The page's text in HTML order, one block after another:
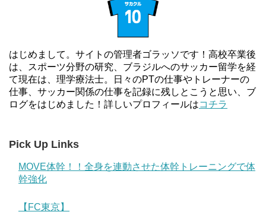
はじめまして。サイトの管理者ゴラッソです！高校卒業後
は、スポーツ分野の研究、ブラジルへのサッカー留学を経
て現在は、理学療法士。日々のPTの仕事やトレーナーの
仕事、サッカー関係の仕事を記録に残しとこうと思い、ブ
ログをはじめました！詳しいプロフィールはコチラ
Pick Up Links
MOVE体幹！！全身を連動させた体幹トレーニングで体
幹強化
【FC東京】